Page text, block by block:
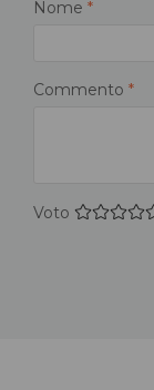
Nome *
Commento *
Voto